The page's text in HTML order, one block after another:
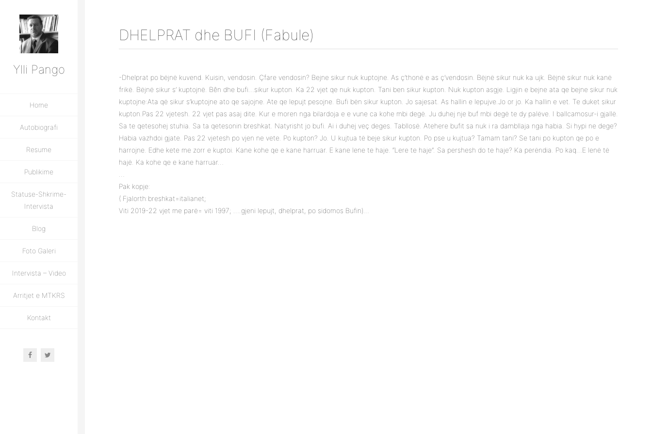
Ylli Pango
Home
Autobiografi
Resume
Publikime
Statuse-Shkrime-
Intervista
Blog
Foto Galeri
Intervista – Video
Arritjet e MTKRS
Kontakt
DHELPRAT dhe BUFI (Fabule)
-Dhelprat po bëjnë kuvend. Kuisin, vendosin. Çfare vendosin? Bejne sikur nuk kuptojne. As ç’thonë e as ç’vendosin. Bëjnë sikur nuk ka ujk. Bëjnë sikur nuk kanë
frikë. Bëjnë sikur s’ kuptojnë. Bên dhe bufi…sikur kupton. Ka 22 vjet qe nuk kupton. Tani ben sikur kupton. Nuk kupton asgje. Ligjin e bejne ata qe bejne sikur nuk
kuptojne:Ata që sikur s’kuptojne ato qe sajojne. Ate qe lepujt pesojne. Bufi bën sikur kupton. Jo sajesat. As hallin e lepujve.Jo or jo. Ka hallin e vet. Te duket sikur
kupton.Pas 22 vjetesh. 22 vjet pas asaj dite. Kur e moren nga bilardoja e e vune ca kohe mbi degë. Ju duhej nje buf mbi degë te dy palëve. I ballcamosur-i gjallë.
Sa te qetesohej stuhia. Sa ta qetesonin breshkat. Natyrisht jo bufi. Ai i duhej veç deges. Tabllosë. Atehere bufit sa nuk i ra dambllaja nga habia. Si hypi ne dege?
Habia vazhdoi gjate. Pas 22 vjetesh po vjen ne vete. Po kupton? Jo. U kujtua të beje sikur kupton. Po pse u kujtua? Tamam tani? Se tani po kupton qe po e
harrojne. Edhe kete me zorr e kuptoi. Kane kohe qe e kane harruar. E kane lene te haje. “Lere te haje”. Sa pershesh do te haje? Ka perëndia. Po kaq…E lenë të
hajë. Ka kohe qe e kane harruar…
Pak kopje:
( Fjalorth:breshkat=italianet;
Viti 2019-22 vjet me parë= viti 1997; ….gjeni lepujt, dhelprat, po sidomos Bufin)…